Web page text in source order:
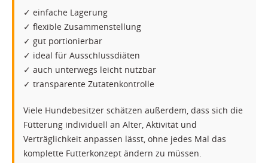
✓ einfache Lagerung
✓ flexible Zusammenstellung
✓ gut portionierbar
✓ ideal für Ausschlussdiäten
✓ auch unterwegs leicht nutzbar
✓ transparente Zutatenkontrolle
Viele Hundebesitzer schätzen außerdem, dass sich die
Fütterung individuell an Alter, Aktivität und
Verträglichkeit anpassen lässt, ohne jedes Mal das
komplette Futterkonzept ändern zu müssen.